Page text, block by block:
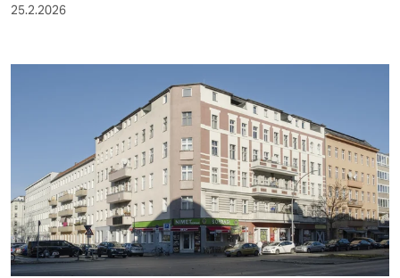
25.2.2026